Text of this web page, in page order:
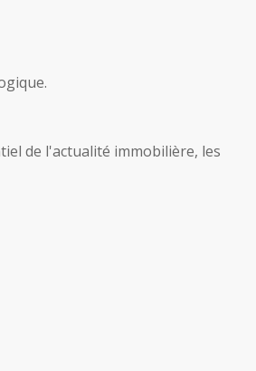
de l'actualité immobilière, les